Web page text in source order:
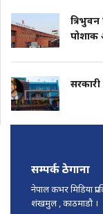
पोशाक
सम्पर्क ठेगाना
नेपाल कभर मिडिया
शंखमुल , काठमाडौ ।